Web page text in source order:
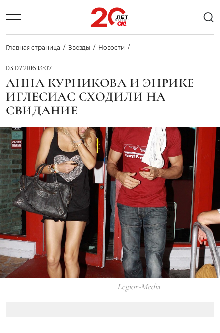
Главная страница Звезды Новости
03.07.2016 13:07
АННА КУРНИКОВА И ЭНРИКЕ
ИГЛЕСИАС СХОДИЛИ НА
СВИДАНИЕ
Legion-Media